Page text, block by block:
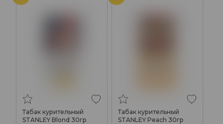
Табак курительный
STANLEY Blond 30гр
Табак курительный
STANLEY Peach 30гр